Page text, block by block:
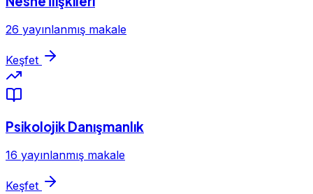
26 yayınlanmış makale
Keşfet
Psikolojik Danışmanlık
16 yayınlanmış makale
Keşfet